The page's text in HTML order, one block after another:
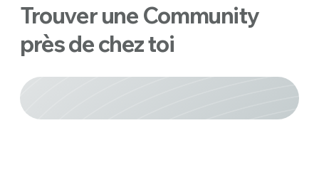
Trouver une Community
près de chez toi